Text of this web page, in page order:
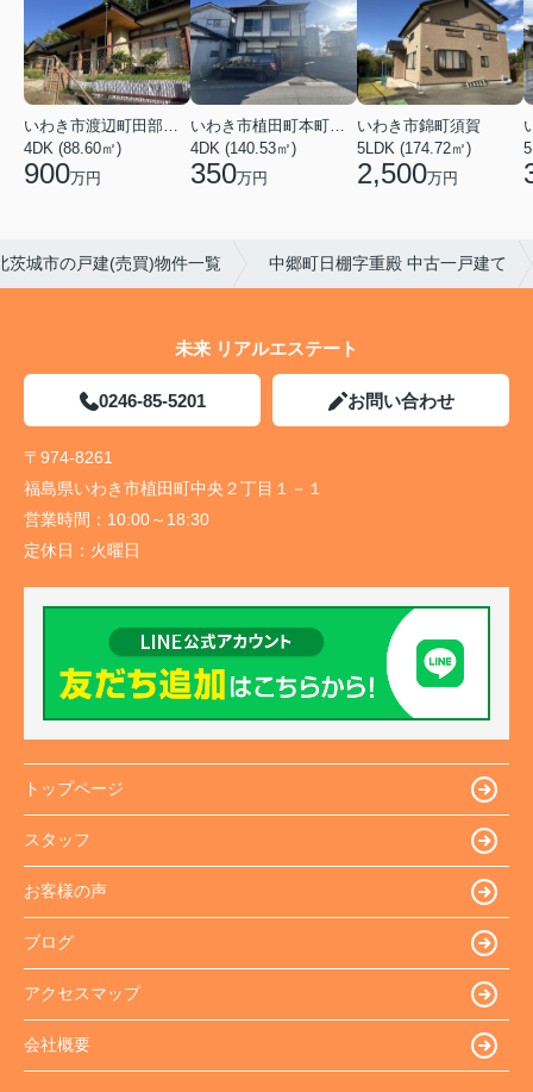
いわき市渡辺町田部字薄作
4DK (88.60㎡)
900万円
いわき市植田町本町１丁目
4DK (140.53㎡)
350万円
いわき市錦町須賀
5LDK (174.72㎡)
2,500万円
茨城市の戸建(売買)物件一覧 中郷町日棚字重殿 中古一戸建て
未来 リアルエステート
0246-85-5201 お問い合わせ
〒974-8261
福島県いわき市植田町中央２丁目１－１
営業時間： 10:00～18:30
定休日： 火曜日
トップページ
スタッフ
お客様の声
ブログ
アクセスマップ
会社概要